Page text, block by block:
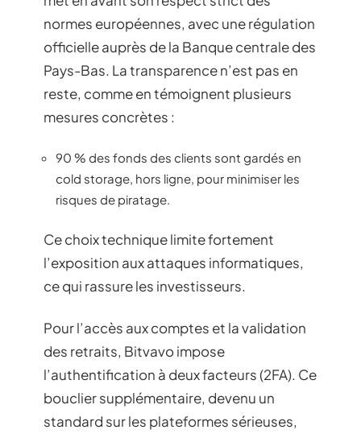
normes européennes, avec une régulation
officielle auprès de la Banque centrale des
Pays-Bas. La transparence n’est pas en
reste, comme en témoignent plusieurs
mesures concrètes :
90 % des fonds des clients sont gardés en
cold storage, hors ligne, pour minimiser les
risques de piratage.
Ce choix technique limite fortement
l’exposition aux attaques informatiques,
ce qui rassure les investisseurs.
Pour l’accès aux comptes et la validation
des retraits, Bitvavo impose
l’authentification à deux facteurs (2FA). Ce
bouclier supplémentaire, devenu un
standard sur les plateformes sérieuses,